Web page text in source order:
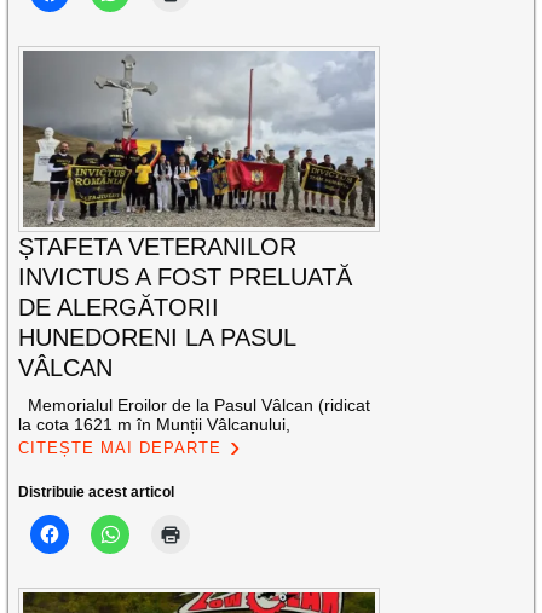
ȘTAFETA VETERANILOR
INVICTUS A FOST PRELUATĂ
DE ALERGĂTORII
HUNEDORENI LA PASUL
VÂLCAN
Memorialul Eroilor de la Pasul Vâlcan (ridicat
la cota 1621 m în Munții Vâlcanului,
CITEȘTE MAI DEPARTE
Distribuie acest articol